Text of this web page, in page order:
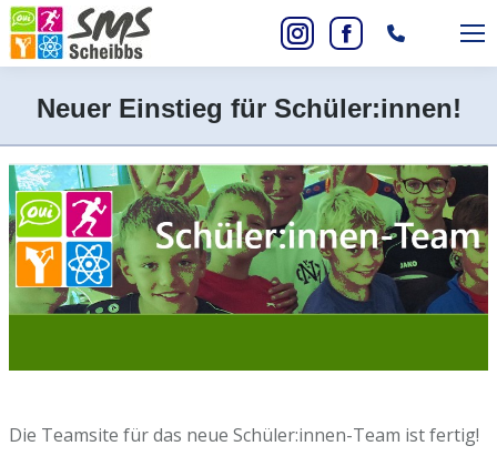
Instagram
opens
in
new
window
Facebook
opens
in
new
window
Search:
Neuer Einstieg für Schüler:innen!
Sie befinden sich hier:
Die Teamsite für das neue Schüler:innen-Team ist fertig!